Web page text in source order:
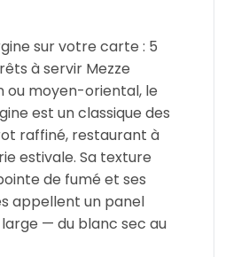
sur votre carte : 5
à servir Mezze
ou moyen-oriental, le
est un classique des
raffiné, restaurant à
estivale. Sa texture
de fumé et ses
appellent un panel
large — du blanc sec au